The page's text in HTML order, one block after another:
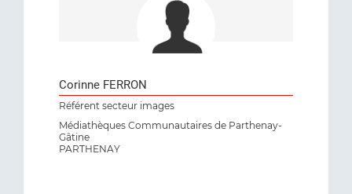
Corinne FERRON
Référent secteur images
Médiathèques Communautaires de Parthenay-
Gâtine
PARTHENAY